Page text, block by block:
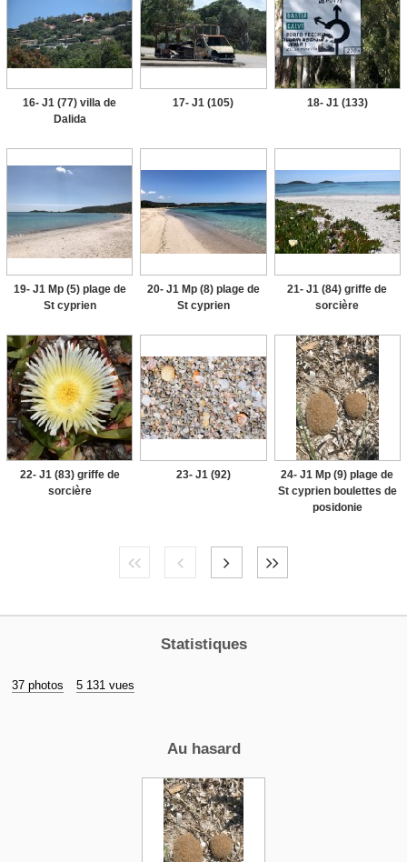
16- J1 (77) villa de
Dalida
17- J1 (105) 18- J1 (133)
19- J1 Mp (5) plage de
St cyprien
20- J1 Mp (8) plage de
St cyprien
21- J1 (84) griffe de
sorcière
22- J1 (83) griffe de
sorcière
23- J1 (92)
24- J1 Mp (9) plage de
St cyprien boulettes de
posidonie
Statistiques
37 photos 5 131 vues
Au hasard